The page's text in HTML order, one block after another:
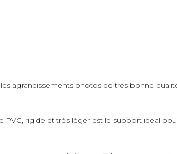
agrandissements photos de très bonne
rigide et très léger est le support idéal